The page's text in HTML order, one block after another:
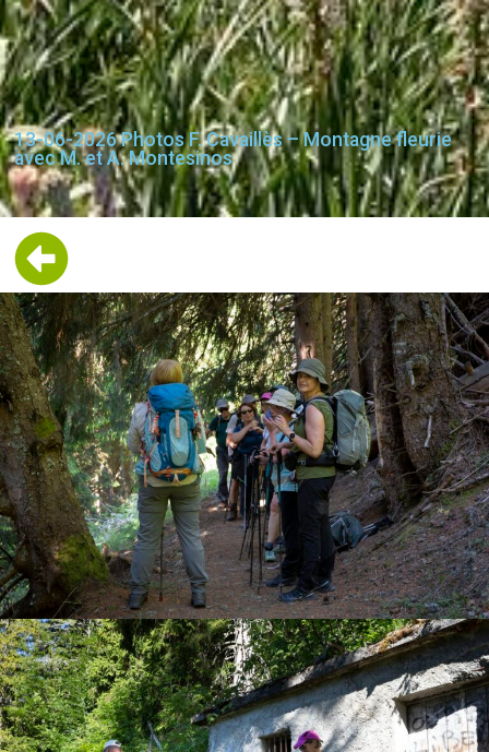
13-06-2026 Photos F. Cavaillès – Montagne fleurie
avec M. et A. Montesinos